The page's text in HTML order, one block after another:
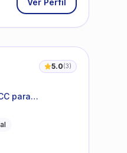
Ver Perfil
5.0(3)
para
autonomia